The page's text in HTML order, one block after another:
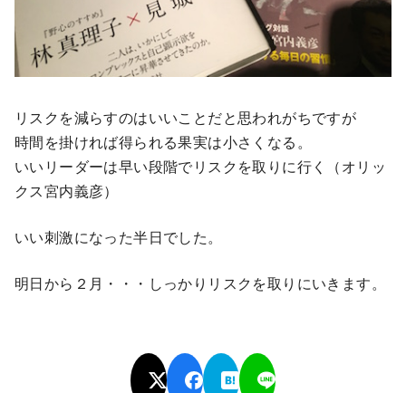
リスクを減らすのはいいことだと思われがちですが
時間を掛ければ得られる果実は小さくなる。
いいリーダーは早い段階でリスクを取りに行く（オリッ
クス宮内義彦）
いい刺激になった半日でした。
明日から２月・・・しっかりリスクを取りにいきます。